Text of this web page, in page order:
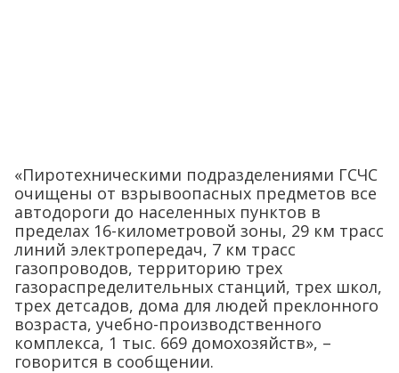
«Пиротехническими подразделениями ГСЧС
очищены от взрывоопасных предметов все
автодороги до населенных пунктов в
пределах 16-километровой зоны, 29 км трасс
линий электропередач, 7 км трасс
газопроводов, территорию трех
газораспределительных станций, трех школ,
трех детсадов, дома для людей преклонного
возраста, учебно-производственного
комплекса, 1 тыс. 669 домохозяйств», –
говорится в сообщении.